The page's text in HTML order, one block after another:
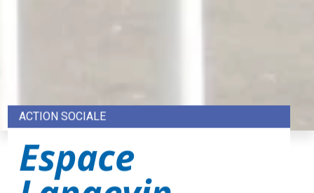
ACTION SOCIALE
Espace